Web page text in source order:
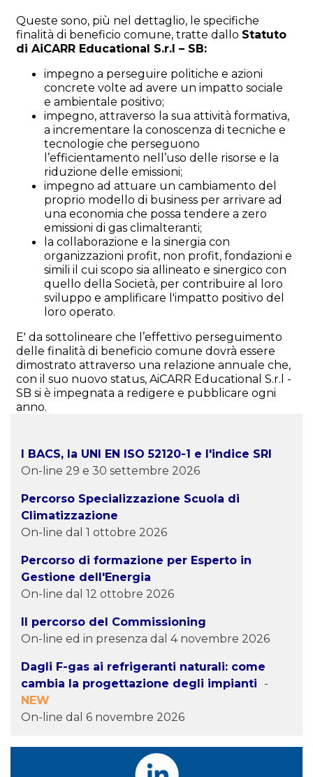
I BACS, la UNI EN ISO 52120-1 e l'indice SRI
On-line 29 e 30 settembre 2026
Percorso Specializzazione Scuola di
Climatizzazione
On-line dal 1 ottobre 2026
Percorso di formazione per Esperto in
Gestione dell'Energia
On-line dal 12 ottobre 2026
Il percorso del Commissioning
On-line ed in presenza dal 4 novembre 2026
Dagli F-gas ai refrigeranti naturali: come
cambia la progettazione degli impianti -
NEW
On-line dal 6 novembre 2026
Queste sono, più nel dettaglio, le specifiche
finalità di beneficio comune, tratte dallo Statuto
di AiCARR Educational S.r.l – SB:
impegno a perseguire politiche e azioni
concrete volte ad avere un impatto sociale
e ambientale positivo;
impegno, attraverso la sua attività formativa,
a incrementare la conoscenza di tecniche e
tecnologie che perseguono
l’efficientamento nell’uso delle risorse e la
riduzione delle emissioni;
impegno ad attuare un cambiamento del
proprio modello di business per arrivare ad
una economia che possa tendere a zero
emissioni di gas climalteranti;
la collaborazione e la sinergia con
organizzazioni profit, non profit, fondazioni e
simili il cui scopo sia allineato e sinergico con
quello della Società, per contribuire al loro
sviluppo e amplificare l'impatto positivo del
loro operato.
E' da sottolineare che l’effettivo perseguimento
delle finalità di beneficio comune dovrà essere
dimostrato attraverso una relazione annuale che,
con il suo nuovo status, AiCARR Educational S.r.l -
SB si è impegnata a redigere e pubblicare ogni
anno.